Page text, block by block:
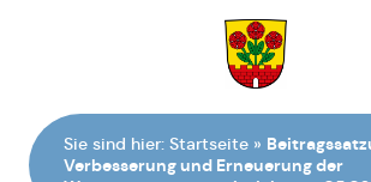
Sie sind hier: Startseite »
Verbesserung und Erneuerung der